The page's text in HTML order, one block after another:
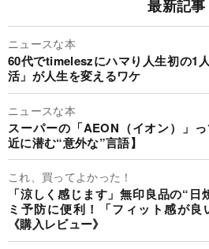
最新記事
ニュースな本
60代でtimeleszにハマり人生初の1
活」が人生を変えるワケ
ニュースな本
スーパーの「AEON（イオン）」
近に潜む“意外な”言語】
これ、買ってよかった！
「涼しく感じます」無印良品の“
ミ予防に便利！「フィット感が良
《購入レビュー》